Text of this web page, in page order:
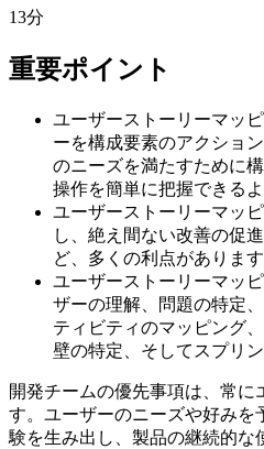
13分
重要ポイント
ユーザーストーリーマッ
ーを構成要素のアクショ
のニーズを満たすために
操作を簡単に把握できるよ
ユーザーストーリーマッ
し、絶え間ない改善の促
ど、多くの利点があります
ユーザーストーリーマッ
ザーの理解、問題の特定
ティビティのマッピング
壁の特定、そしてスプリ
開発チームの優先事項は、常
す。ユーザーのニーズや好みを
験を生み出し、製品の継続的な